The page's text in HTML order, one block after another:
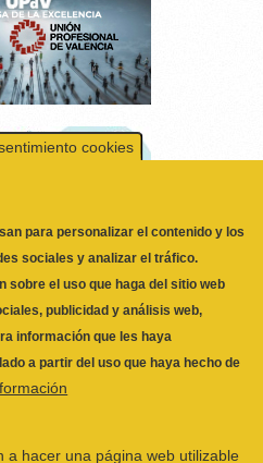
OFICIAL DE
cookies
para personalizar el contenido y los
el uso que haga del sitio web
publicidad y análisis web,
información que les haya
a partir del uso que haya hecho de
hacer una página web utilizable
la navegación en la página y el
web. La página web no